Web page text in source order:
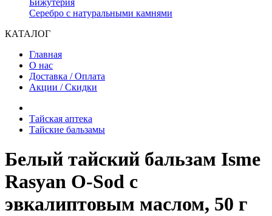
Бижутерия
Серебро с натуральными камнями
КАТАЛОГ
Главная
О нас
Доставка / Оплата
Акции / Скидки
Тайская аптека
Тайские бальзамы
Белый тайский бальзам Isme
Rasyan O-Sod с
эвкалиптовым маслом, 50 г